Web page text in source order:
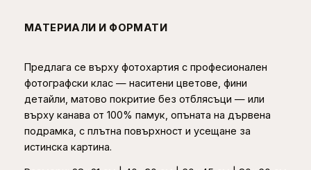
МАТЕРИАЛИ И ФОРМАТИ
Предлага се върху фотохартия с професионален
фотографски клас — наситени цветове, фини
детайли, матово покритие без отблясъци — или
върху канава от 100% памук, опъната на дървена
подрамка, с плътна повърхност и усещане за
истинска картина.